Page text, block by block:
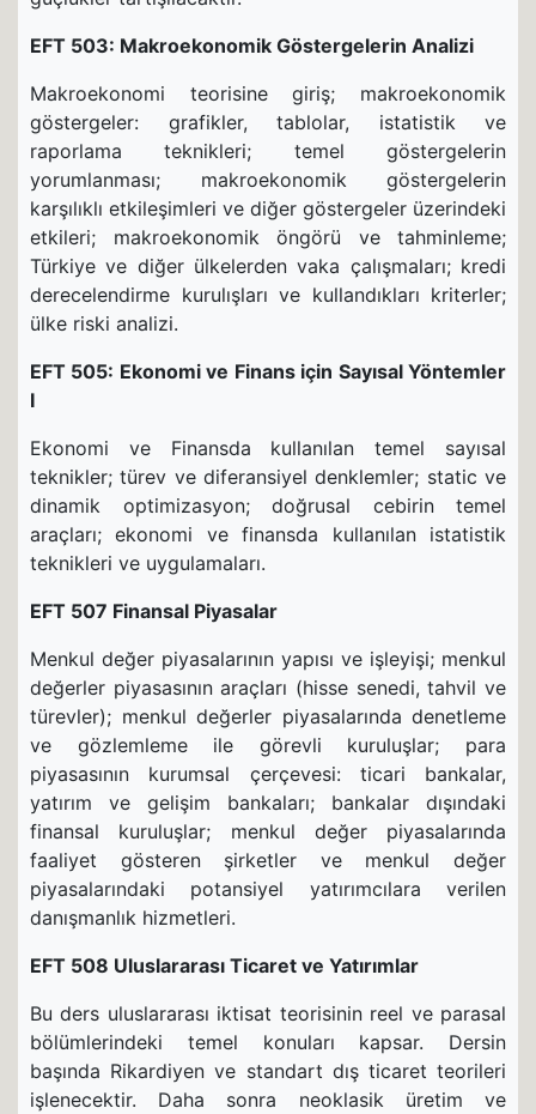
EFT 503: Makroekonomik Göstergelerin Analizi
Makroekonomi teorisine giriş; makroekonomik
göstergeler: grafikler, tablolar, istatistik ve
raporlama teknikleri; temel göstergelerin
yorumlanması; makroekonomik göstergelerin
karşılıklı etkileşimleri ve diğer göstergeler üzerindeki
etkileri; makroekonomik öngörü ve tahminleme;
Türkiye ve diğer ülkelerden vaka çalışmaları; kredi
derecelendirme kurulışları ve kullandıkları kriterler;
ülke riski analizi.
EFT 505: Ekonomi ve Finans için Sayısal Yöntemler
I
Ekonomi ve Finansda kullanılan temel sayısal
teknikler; türev ve diferansiyel denklemler; static ve
dinamik optimizasyon; doğrusal cebirin temel
araçları; ekonomi ve finansda kullanılan istatistik
teknikleri ve uygulamaları.
EFT 507 Finansal Piyasalar
Menkul değer piyasalarının yapısı ve işleyişi; menkul
değerler piyasasının araçları (hisse senedi, tahvil ve
türevler); menkul değerler piyasalarında denetleme
ve gözlemleme ile görevli kuruluşlar; para
piyasasının kurumsal çerçevesi: ticari bankalar,
yatırım ve gelişim bankaları; bankalar dışındaki
finansal kuruluşlar; menkul değer piyasalarında
faaliyet gösteren şirketler ve menkul değer
piyasalarındaki potansiyel yatırımcılara verilen
danışmanlık hizmetleri.
EFT 508 Uluslararası Ticaret ve Yatırımlar
Bu ders uluslararası iktisat teorisinin reel ve parasal
bölümlerindeki temel konuları kapsar. Dersin
başında Rikardiyen ve standart dış ticaret teorileri
işlenecektir. Daha sonra neoklasik üretim ve